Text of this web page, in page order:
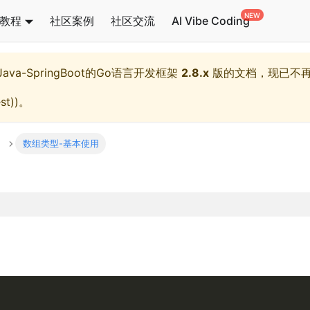
程 社区案例 社区交流 AI Vibe Coding
SpringBoot的Go语言开发框架 2.8.x 版的文档，现已不
)。
数组类型-基本使用